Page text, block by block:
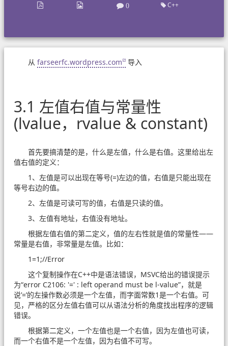
0 C++
从 farseerfc.wordpress.com 导入
3.1 左值右值与常量性
(lvalue，rvalue & constant)
首先要搞清楚的是，什么是左值，什么是右值。这里给出左
值右值的定义：
1、左值是可以出现在等号(=)左边的值，右值是只能出现在
等号右边的值。
2、左值是可读可写的值，右值是只读的值。
3、左值有地址，右值没有地址。
根据左值右值的第二定义，值的左右性就是值的常量性——
常量是右值，非常量是左值。比如：
1=1;//Error
这个复制操作在C++中是语法错误，MSVC给出的错误提示
为“error C2106: '=' : left operand must be l-value”，就是
说’=’的左操作数必须是一个左值，而字面常数1是一个右值。可
见，严格的区分左值右值可以从语法分析的角度找出程序的逻辑
错误。
根据第二定义，一个左值也是一个右值，因为左值也可读，
而一个右值不是一个左值，因为右值不可写。